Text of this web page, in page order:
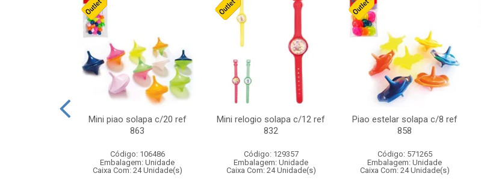
Mini piao solapa c/20 ref
863
Código: 106486
Embalagem: Unidade
Caixa Com: 24 Unidade(s)
Mini relogio solapa c/12 ref
832
Código: 129357
Embalagem: Unidade
Caixa Com: 24 Unidade(s)
Piao estelar solapa c/8 ref
858
Código: 571265
Embalagem: Unidade
Caixa Com: 24 Unidade(s)